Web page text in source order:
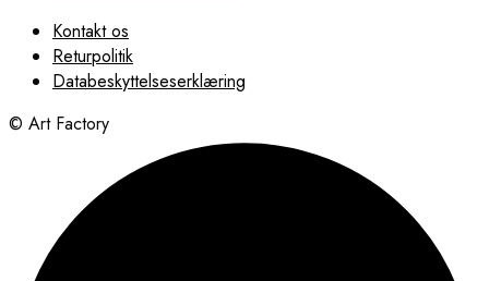
Kontakt os
Returpolitik
Databeskyttelseserklæring
© Art Factory